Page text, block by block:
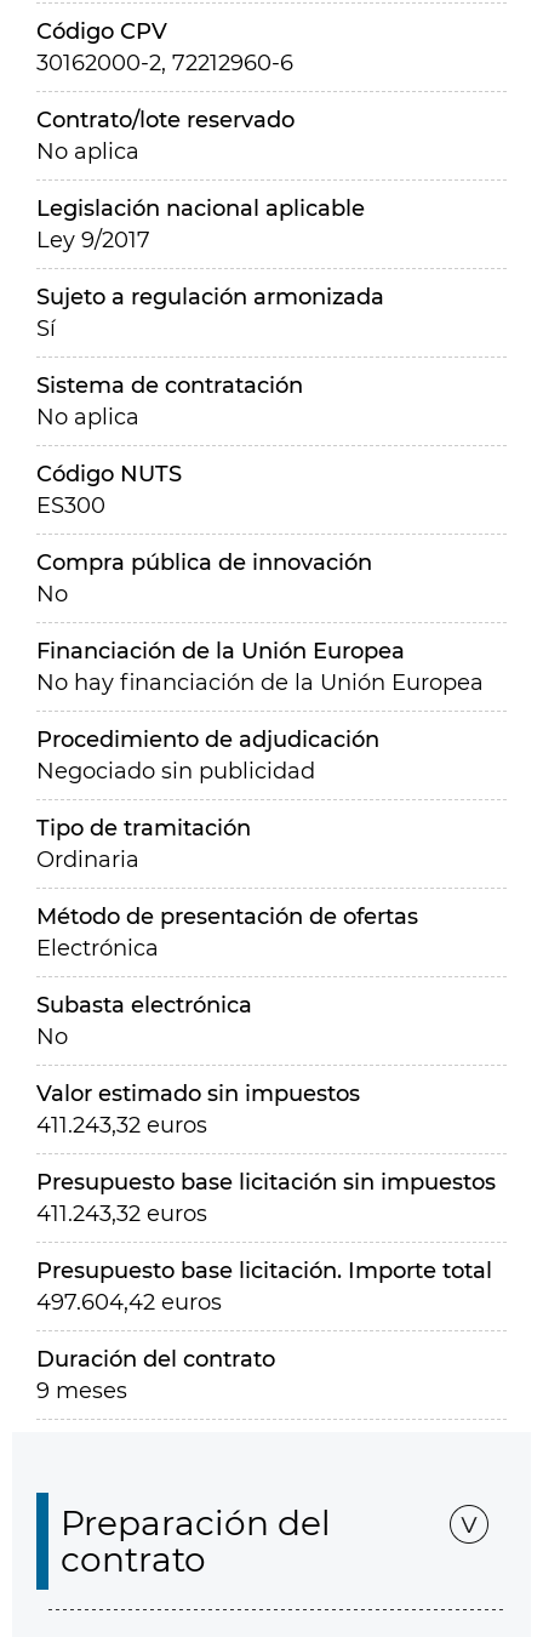
Código CPV
30162000-2, 72212960-6
Contrato/lote reservado
No aplica
Legislación nacional aplicable
Ley 9/2017
Sujeto a regulación armonizada
Sí
Sistema de contratación
No aplica
Código NUTS
ES300
Compra pública de innovación
No
Financiación de la Unión Europea
No hay financiación de la Unión Europea
Procedimiento de adjudicación
Negociado sin publicidad
Tipo de tramitación
Ordinaria
Método de presentación de ofertas
Electrónica
Subasta electrónica
No
Valor estimado sin impuestos
411.243,32 euros
Presupuesto base licitación sin impuestos
411.243,32 euros
Presupuesto base licitación. Importe total
497.604,42 euros
Duración del contrato
9 meses
Preparación del
contrato